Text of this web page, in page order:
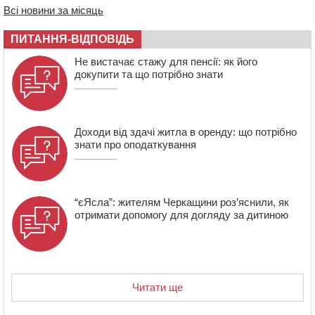
11:29
У Черкасах до середини серпня обмежать рух
10:54 На Черкащині кількість укриттів збільшилась
уп’ятеро з початку повномасштабної війни
Всі новини за місяць
ПИТАННЯ-ВІДПОВІДЬ
Не вистачає стажу для пенсії: як його
докупити та що потрібно знати
Доходи від здачі житла в оренду: що потрібно
знати про оподаткування
“єЯсла”: жителям Черкащини роз’яснили, як
отримати допомогу для догляду за дитиною
Читати ще